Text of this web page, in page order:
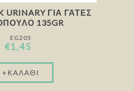
URINARY ΓΙΑ ΓΆΤΕΣ
135GR
EG205
€1,45